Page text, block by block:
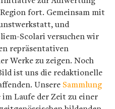
fort. Gemeinsam mit
und
Scolari versuchen wir
repräsentativen
Werke zu zeigen. Noch
ist uns die redaktionelle
UnsereSammlung
im Laufe der Zeit zu einer